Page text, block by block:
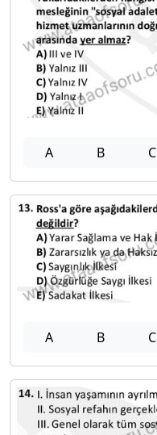
A B C
A B C